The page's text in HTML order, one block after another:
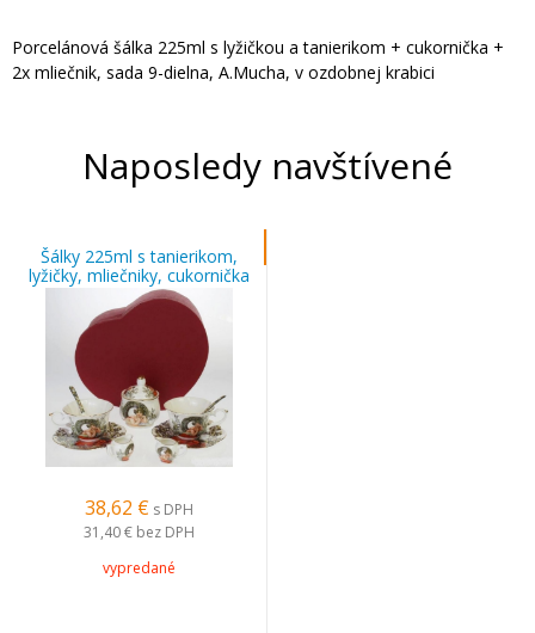
Porcelánová šálka 225ml s lyžičkou a tanierikom + cukornička +
2x mliečnik, sada 9-dielna, A.Mucha, v ozdobnej krabici
Naposledy navštívené
Šálky 225ml s tanierikom,
lyžičky, mliečniky, cukornička
38,62 € s DPH
31,40 € bez DPH
vypredané